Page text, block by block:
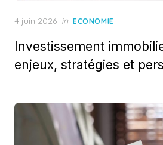
Posted
4 juin 2026 in ECONOMIE
Investissement
enjeux, stratégies et